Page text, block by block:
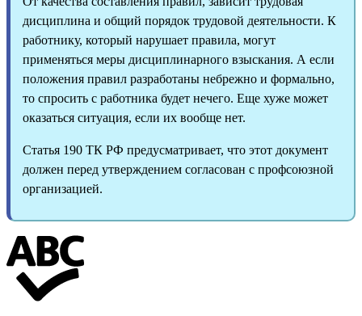
дисциплина и общий порядок трудовой деятельности. К
работнику, который нарушает правила, могут
применяться меры дисциплинарного взыскания. А если
положения правил разработаны небрежно и формально,
то спросить с работника будет нечего. Еще хуже может
оказаться ситуация, если их вообще нет.
Статья 190 ТК РФ предусматривает, что этот документ
должен перед утверждением согласован с профсоюзной
организацией.